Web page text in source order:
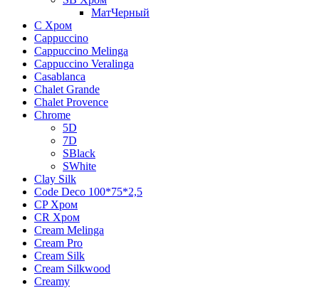
МатЧерный
C Хром
Cappuccino
Cappuccino Melinga
Cappuccino Veralinga
Casablanca
Chalet Grande
Chalet Provence
Chrome
5D
7D
SBlack
SWhite
Clay Silk
Code Deco 100*75*2,5
CP Хром
CR Хром
Cream Melinga
Cream Pro
Cream Silk
Cream Silkwood
Creamy